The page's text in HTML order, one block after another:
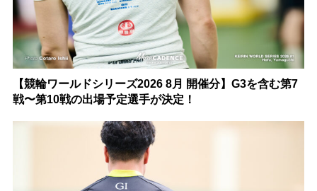
【競輪ワールドシリーズ2026 8月 開催分】G3を含む第7
戦〜第10戦の出場予定選手が決定！